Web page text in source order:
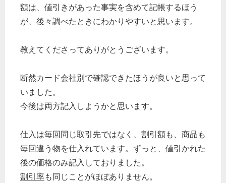
額は、値引きがあった事実を含めて記帳するほう
が、後々調べたときにわかりやすいと思います。
教えてくださってありがとうございます。
断然カード会社別で確認できたほうが良いと思って
いました。
今後は両方記入しようかと思います。
仕入は毎回同じ取引先ではなく、割引額も、商品も
毎回違う物を仕入れています。ずっと、値引かれた
後の価格のみ記入しておりました。
割引率も同じことがほぼありません。